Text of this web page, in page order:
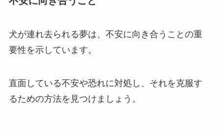
犬が連れ去られる夢は、不安に向き合うことの重
要性を示しています。
直面している不安や恐れに対処し、それを克服す
るための方法を見つけましょう。